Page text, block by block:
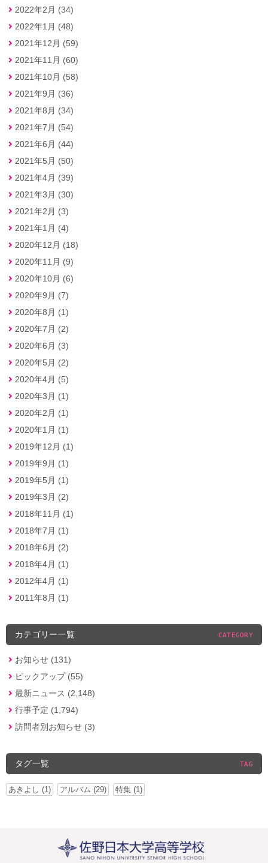
2022年2月 (34)
2022年1月 (48)
2021年12月 (59)
2021年11月 (60)
2021年10月 (58)
2021年9月 (36)
2021年8月 (34)
2021年7月 (54)
2021年6月 (44)
2021年5月 (50)
2021年4月 (39)
2021年3月 (30)
2021年2月 (3)
2021年1月 (4)
2020年12月 (18)
2020年11月 (9)
2020年10月 (6)
2020年9月 (7)
2020年8月 (1)
2020年7月 (2)
2020年6月 (3)
2020年5月 (2)
2020年4月 (5)
2020年3月 (1)
2020年2月 (1)
2020年1月 (1)
2019年12月 (1)
2019年9月 (1)
2019年5月 (1)
2019年3月 (2)
2018年11月 (1)
2018年7月 (1)
2018年6月 (2)
2018年4月 (1)
2012年4月 (1)
2011年8月 (1)
カテゴリー一覧 CATEGORY
お知らせ (131)
ピックアップ (55)
最新ニュース (2,148)
行事予定 (1,794)
訪問者別お知らせ (3)
タグ一覧 TAG
あきよし (1) アルバム (29) 特集 (1)